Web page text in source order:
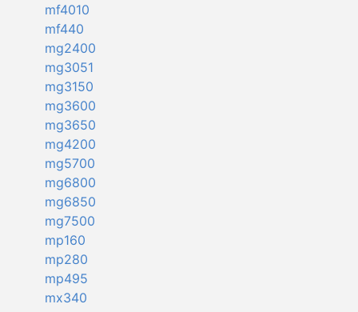
mf4010
mf440
mg2400
mg3051
mg3150
mg3600
mg3650
mg4200
mg5700
mg6800
mg6850
mg7500
mp160
mp280
mp495
mx340